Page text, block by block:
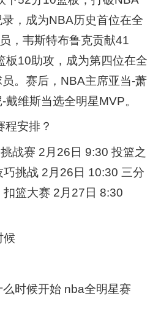
，成为NBA历史首位在全
，韦斯特布鲁克贡献41
板10助攻，成为第四位在全
。赛后，NBA主席亚当-萧
维斯当选全明星MVP。
程安排？
战赛 2月26日 9:30 投篮之
挑战 2月26日 10:30 三分
篮大赛 2月27日 8:30
候
时候开始 nba全明星赛